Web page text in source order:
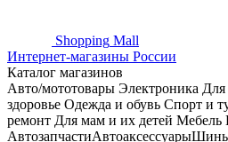
Shopping Mall
Интернет-магазины России
Каталог магазинов
Авто/мототовары Электроника Для
здоровье Одежда и обувь Спорт и
ремонт Для мам и их детей Мебель
АвтозапчастиАвтоаксессуары